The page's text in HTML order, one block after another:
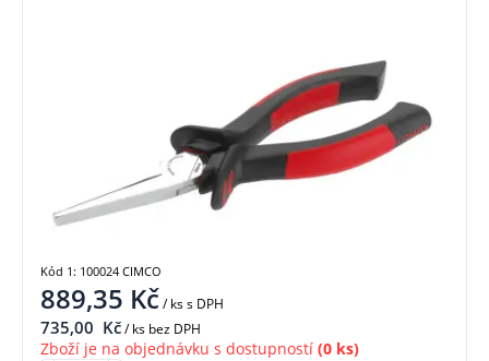
889,35 Kč/ kss DPH
735,00 Kč/ ks bez DPH
Zboží je na objednávku s dostupností (0 ks)
Kód 1: 100024 CIMCO